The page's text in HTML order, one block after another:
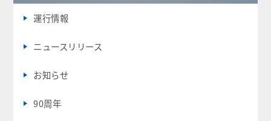
運行情報
ニュースリリース
お知らせ
90周年